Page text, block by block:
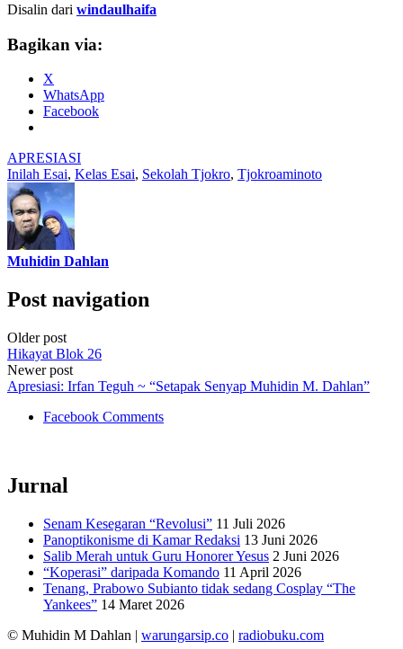
Disalin dari windaulhaifa
Bagikan via:
X
WhatsApp
Facebook
APRESIASI
Inilah Esai, Kelas Esai, Sekolah Tjokro, Tjokroaminoto
Muhidin Dahlan
Post navigation
Older post
Hikayat Blok 26
Newer post
Apresiasi: Irfan Teguh ~ “Setapak Senyap Muhidin M. Dahlan”
Facebook Comments
Jurnal
Senam Kesegaran “Revolusi” 11 Juli 2026
Panoptikonisme di Kamar Redaksi 13 Juni 2026
Salib Merah untuk Guru Honorer Yesus 2 Juni 2026
“Koperasi” daripada Komando 11 April 2026
Tenang, Prabowo Subianto tidak sedang Cosplay “The
Yankees” 14 Maret 2026
© Muhidin M Dahlan | warungarsip.co | radiobuku.com